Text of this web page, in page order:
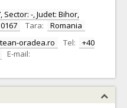
Sector: -, Judet: Bihor,
Tara:
Romania
oradea.ro Tel:
+40
E-mail: